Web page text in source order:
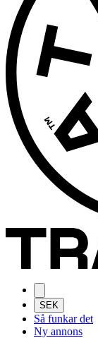
SEK
Så funkar det
Ny annons